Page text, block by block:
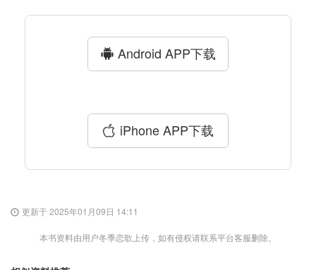
Android APP下载
iPhone APP下载
更新于 2025年01月09日 14:11
本书资料由用户冬季恋歌上传，如有侵权请联系平台客服删除。